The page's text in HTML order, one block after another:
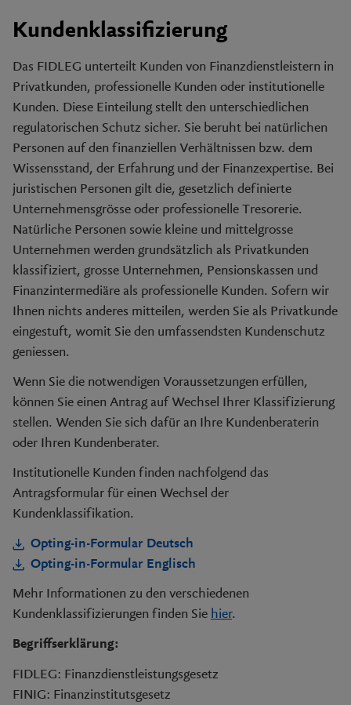
Kundenklassifizierung
Das FIDLEG unterteilt Kunden von Finanzdienstleistern in
Privatkunden, professionelle Kunden oder institutionelle
Kunden. Diese Einteilung stellt den unterschiedlichen
regulatorischen Schutz sicher. Sie beruht bei natürlichen
Personen auf den finanziellen Verhältnissen bzw. dem
Wissensstand, der Erfahrung und der Finanzexpertise. Bei
juristischen Personen gilt die, gesetzlich definierte
Unternehmensgrösse oder professionelle Tresorerie.
Natürliche Personen sowie kleine und mittelgrosse
Unternehmen werden grundsätzlich als Privatkunden
klassifiziert, grosse Unternehmen, Pensionskassen und
Finanzintermediäre als professionelle Kunden. Sofern wir
Ihnen nichts anderes mitteilen, werden Sie als Privatkunde
eingestuft, womit Sie den umfassendsten Kundenschutz
geniessen.
Wenn Sie die notwendigen Voraussetzungen erfüllen,
können Sie einen Antrag auf Wechsel Ihrer Klassifizierung
stellen. Wenden Sie sich dafür an Ihre Kundenberaterin
oder Ihren Kundenberater.
Institutionelle Kunden finden nachfolgend das
Antragsformular für einen Wechsel der
Kundenklassifikation.
Opting-in-Formular Deutsch
Opting-in-Formular Englisch
Mehr Informationen zu den verschiedenen
Kundenklassifizierungen finden Sie hier.
Begriffserklärung:
FIDLEG: Finanzdienstleistungsgesetz
FINIG: Finanzinstitutsgesetz